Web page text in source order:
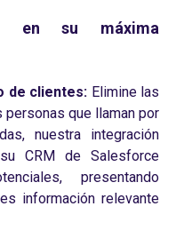
en su máxima
de clientes: Elimine las
que llaman por
nuestra integración
CRM de Salesforce
presentando
información relevante